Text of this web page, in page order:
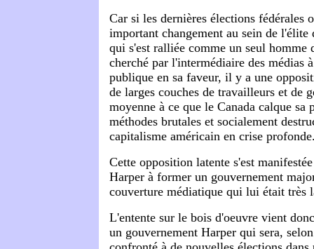
Car si les dernières élections fédérales
important changement au sein de l'élite
qui s'est ralliée comme un seul homme
cherché par l'intermédiaire des médias
publique en sa faveur, il y a une
de larges couches de travailleurs et de
moyenne à ce que le Canada calque sa
méthodes brutales et socialement
capitalisme américain en crise
Cette opposition latente s'est
Harper à former un gouvernement
couverture médiatique qui lui était très
L'entente sur le bois d'oeuvre vient
un gouvernement Harper qui sera,